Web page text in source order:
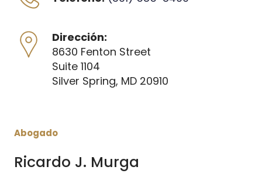
Dirección:
8630 Fenton Street
Suite 1104
Silver Spring, MD 20910
Abogado
Ricardo J. Murga